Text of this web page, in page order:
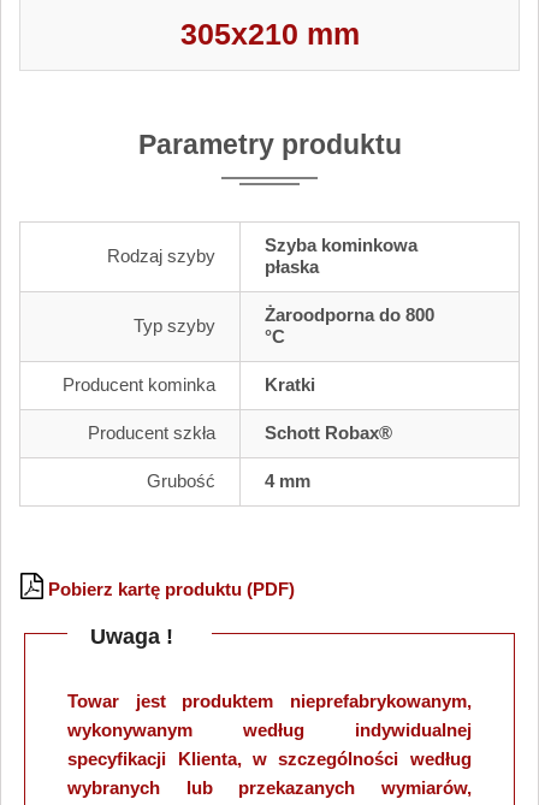
305x210 mm
Parametry produktu
Rodzaj szyby
Szyba kominkowa
płaska
Typ szyby
Żaroodporna do 800
°C
Producent kominka Kratki
Producent szkła Schott Robax®
Grubość 4 mm
Pobierz kartę produktu (PDF)
Uwaga !
Towar jest produktem nieprefabrykowanym,
wykonywanym według indywidualnej
specyfikacji Klienta, w szczególności według
wybranych lub przekazanych wymiarów,